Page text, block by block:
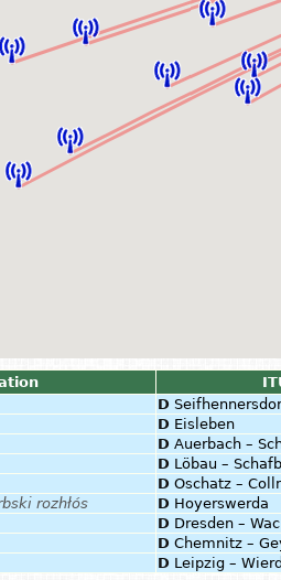
D
D Eisleben
D Auerbach –
D Löbau –
D Oschatz –
rozhłós D Hoyerswerda
D Dresden –
D Chemnitz –
D Leipzig –